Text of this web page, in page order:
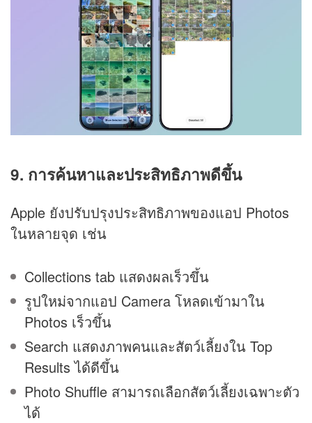
9. การค้นหาและประสิทธิภาพดีขึ้น
Apple ยังปรับปรุงประสิทธิภาพของแอป Photos
ในหลายจุด เช่น
Collections tab แสดงผลเร็วขึ้น
รูปใหม่จากแอป Camera โหลดเข้ามาใน
Photos เร็วขึ้น
Search แสดงภาพคนและสัตว์เลี้ยงใน Top
Results ได้ดีขึ้น
Photo Shuffle สามารถเลือกสัตว์เลี้ยงเฉพาะตัว
ได้